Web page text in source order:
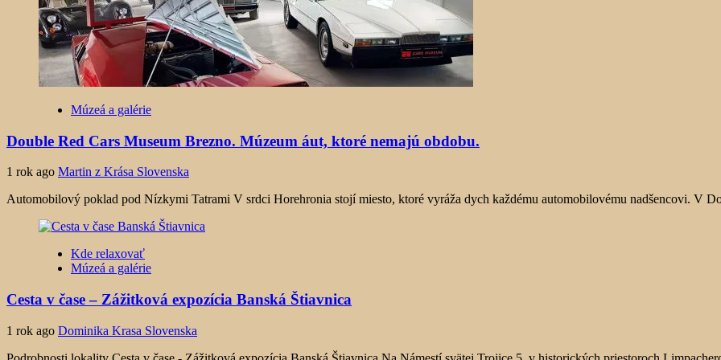
Múzeá a galérie
Double Red Cars Museum Brezno. Múzeum áut, ktoré nemajú obdobu.
1 rok ago Martin z Krása Slovenska
Automobilový poklad pod Nízkymi Tatrami V srdci Horehronia stojí miesto, ktoré vyráža dych každému automobilovému nadšencovi. V
Kde relaxovať
Múzeá a galérie
Cesta v čase – Zážitková expozícia Banská Štiavnica
1 rok ago Dominika Krasa Slovenska